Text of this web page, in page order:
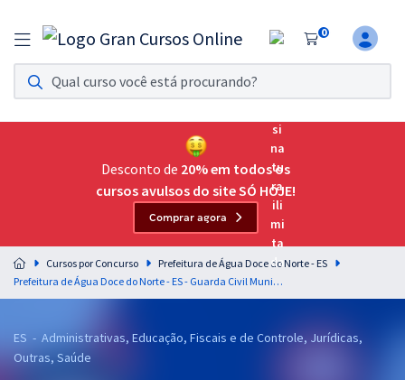
0
Assinatura Ilimitada 11
Acesso a todos os cursos. Teste grátis por 7 dias!
Assinatura OAB Até Passar
Acesso ilimitado a toda preparação para o Exame da
Residências Multiprofissionais
Preparação completa e intensiva para as principais
residências em saúde do Brasil
Assinatura Ilimitada
Desconto de 20% em todos os
cursos avulsos do site SÓ HOJE!
Comprar agora
Cursos por Concurso
Prefeitura de Água Doce do Norte - ES
Prefeitura de Água Doce do Norte - ES - Guarda Civil Municipal (Pós-Edital)
ES - Administrativas, Educação, Fiscais e de Controle, Jurídicas,
Outras, Saúde